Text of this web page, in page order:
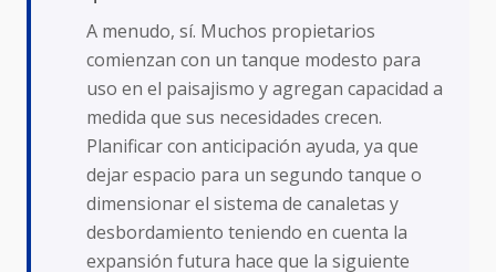
A menudo, sí. Muchos propietarios
comienzan con un tanque modesto para
uso en el paisajismo y agregan capacidad a
medida que sus necesidades crecen.
Planificar con anticipación ayuda, ya que
dejar espacio para un segundo tanque o
dimensionar el sistema de canaletas y
desbordamiento teniendo en cuenta la
expansión futura hace que la siguiente